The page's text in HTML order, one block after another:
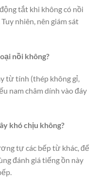
tắt khi không có nồi
nhiên, nên giám sát
nồi không?
từ tính (thép không gỉ,
nam châm dính vào đáy
khó chịu không?
tự các bếp từ khác, để
đánh giá tiếng ồn này